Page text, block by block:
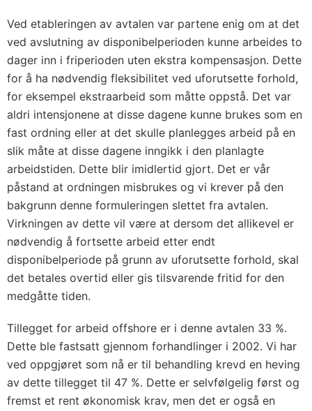
Ved etableringen av avtalen var partene enig om at det
ved avslutning av disponibelperioden kunne arbeides to
dager inn i friperioden uten ekstra kompensasjon. Dette
for å ha nødvendig fleksibilitet ved uforutsette forhold,
for eksempel ekstraarbeid som måtte oppstå. Det var
aldri intensjonene at disse dagene kunne brukes som en
fast ordning eller at det skulle planlegges arbeid på en
slik måte at disse dagene inngikk i den planlagte
arbeidstiden. Dette blir imidlertid gjort. Det er vår
påstand at ordningen misbrukes og vi krever på den
bakgrunn denne formuleringen slettet fra avtalen.
Virkningen av dette vil være at dersom det allikevel er
nødvendig å fortsette arbeid etter endt
disponibelperiode på grunn av uforutsette forhold, skal
det betales overtid eller gis tilsvarende fritid for den
medgåtte tiden.
Tillegget for arbeid offshore er i denne avtalen 33 %.
Dette ble fastsatt gjennom forhandlinger i 2002. Vi har
ved oppgjøret som nå er til behandling krevd en heving
av dette tillegget til 47 %. Dette er selvfølgelig først og
fremst et rent økonomisk krav, men det er også en